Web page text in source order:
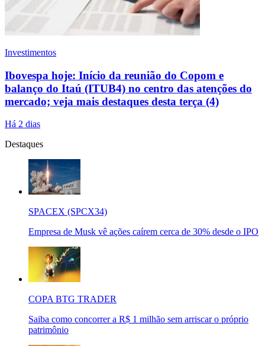
Investimentos
Ibovespa hoje: Início da reunião do Copom e
balanço do Itaú (ITUB4) no centro das atenções do
mercado; veja mais destaques desta terça (4)
Há 2 dias
Destaques
SPACEX (SPCX34)
Empresa de Musk vê ações caírem cerca de 30% desde o IPO
COPA BTG TRADER
Saiba como concorrer a R$ 1 milhão sem arriscar o próprio
patrimônio